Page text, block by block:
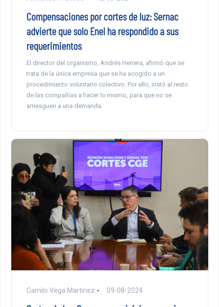
Compensaciones por cortes de luz: Sernac
advierte que solo Enel ha respondido a sus
requerimientos
El director del organismo, Andrés Herrera, afirmó que se
trata de la única empresa que se ha acogido a un
procedimiento voluntario colectivo. Por ello, instó al resto
de las compañías a hacer lo mismo, para que no se
arriesguen a una demanda.
Camilo Vega Martinez 09-08-2024